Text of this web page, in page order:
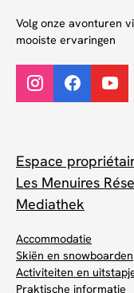
Volg onze avonturen
mooiste ervaringen
Espace
Les Menuires
Mediathek
Accommodatie
Skiën en snowboarden
Activiteiten en
Praktische informatie